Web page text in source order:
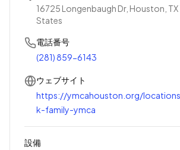
16725 Longenbaugh Dr, Houston,
States
電話番号
(281) 859-6143
ウェブサイト
https://ymcahouston.org/
k-family-ymca
設備